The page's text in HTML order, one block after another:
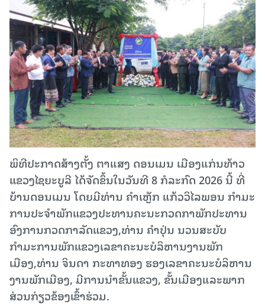
ພິທີປະກາດສ້າງຕັ້ງ ຕາແສງ ດອນເມນ ເມືອງແກ່ນທ້າວ
ແຂວງໄຊຍະບູລີ ໄດ້ຈັດຂຶ້ນໃນວັນທີ 8 ກໍລະກົດ 2026 ນີ້ ທີ່
ບ້ານດອນເມນ ໂດຍມີທ່ານ ຄຳ​ເຫຼັກ ແກ້ວ​ວິ​ໄລ​ພອນ ກຳ​ມະ​
ການ​ປະ​ຈຳ​ພັກ​ແຂວງປະ​ທານ​ຄະ​ນະ​ກວດ​ກາ​ພັກປະ​ທານ​
ອົງ​ການກວດ​ກາ​ລັດ​ແຂວງ,ທ່ານ ຄໍາປຸ່ນ ນວນສະບັບ
ກໍາມະການພັກແຂວງເລຂາຄະນະບໍລິຫານງານພັກ
ເມືອງ,ທ່ານ ຈິນດາ ກະທາທອງ ຮອງເລຂາຄະນະບໍລິຫານ
ງານພັກເມືອງ, ມີການນໍາຂັ້ນແຂວງ, ຂັ້ນເມືອງແລະພາກ​
ສ່ວນ​ກ່ຽວ​ຂ້ອງ​ເຂົ້າ​ຮ່ວມ.